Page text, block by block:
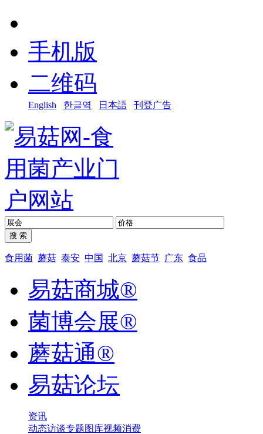
手机版
二维码
English 한글역 日本語 刊登广告
食用菌 蘑菇 泰安 中国 北京 蘑菇节 广东 食品
易菇商城®
菌博会展®
蘑菇通®
易菇论坛
资讯
动态访谈专题图库视频消费